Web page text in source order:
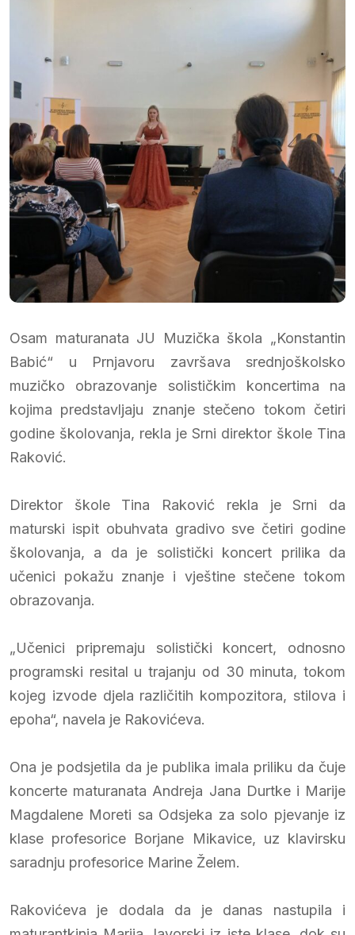
Osam maturanata JU Muzička škola „Konstantin
Babić“ u Prnjavoru završava srednjoškolsko
muzičko obrazovanje solističkim koncertima na
kojima predstavljaju znanje stečeno tokom četiri
godine školovanja, rekla je Srni direktor škole Tina
Raković.
Direktor škole Tina Raković rekla je Srni da
maturski ispit obuhvata gradivo sve četiri godine
školovanja, a da je solistički koncert prilika da
učenici pokažu znanje i vještine stečene tokom
obrazovanja.
„Učenici pripremaju solistički koncert, odnosno
programski resital u trajanju od 30 minuta, tokom
kojeg izvode djela različitih kompozitora, stilova i
epoha“, navela je Rakovićeva.
Ona je podsjetila da je publika imala priliku da čuje
koncerte maturanata Andreja Jana Durtke i Marije
Magdalene Moreti sa Odsjeka za solo pjevanje iz
klase profesorice Borjane Mikavice, uz klavirsku
saradnju profesorice Marine Želem.
Rakovićeva je dodala da je danas nastupila i